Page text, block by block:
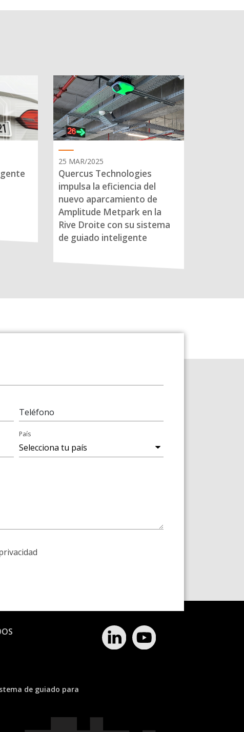
25 MAR/2025
Quercus Technologies
impulsa la eficiencia del
nuevo aparcamiento de
Amplitude Metpark en la
Rive Droite con su sistema
de guiado inteligente
Teléfono
País
de guiado para